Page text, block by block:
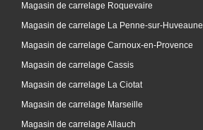
Magasin de carrelage Roquevaire
Magasin de carrelage La Penne-sur-Huveaune
Magasin de carrelage Carnoux-en-Provence
Magasin de carrelage Cassis
Magasin de carrelage La Ciotat
Magasin de carrelage Marseille
Magasin de carrelage Allauch